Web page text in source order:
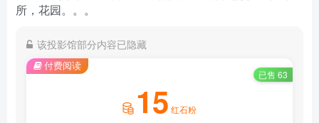
所，花园。。。
该投影馆部分内容已隐藏
付费阅读
已售 63
15 红石粉